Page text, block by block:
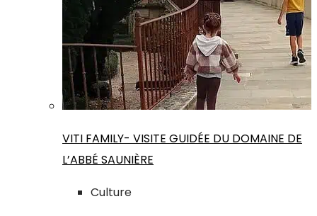
VITI FAMILY- VISITE GUIDÉE DU DOMAINE DE
L’ABBÉ SAUNIÈRE
Culture